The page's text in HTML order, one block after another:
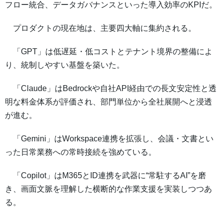
フロー統合、データガバナンスといった導入効率のKPIだ。
プロダクトの現在地は、主要四大軸に集約される。
「GPT」は低遅延・低コストとテナント境界の整備によ
り、統制しやすい基盤を築いた。
「Claude」はBedrockや自社API経由での長文安定性と透
明な料金体系が評価され、部門単位から全社展開へと浸透
が進む。
「Gemini」はWorkspace連携を拡張し、会議・文書とい
った日常業務への常時接続を強めている。
「Copilot」はM365とID連携を武器に“常駐するAI”を磨
き、画面文脈を理解した横断的な作業支援を実装しつつあ
る。